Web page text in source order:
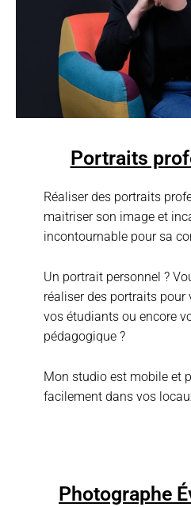
Portraits
Réaliser des portraits
maitriser son image et
incontournable pour sa
Un portrait personnel ?
réaliser des portraits pour
vos étudiants ou encore
pédagogique ?
Mon studio est mobile et
facilement dans vos
Photographe